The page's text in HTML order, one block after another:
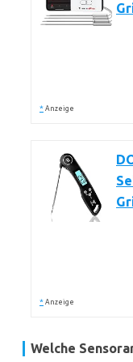
* Anzeige
* Anzeige
Welche